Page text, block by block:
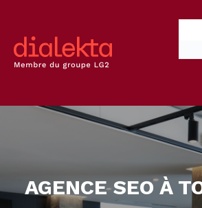
AGENCE SEO À